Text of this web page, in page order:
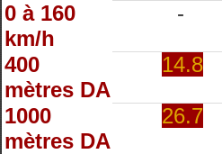
0 à 160
km/h
-
400
mètres DA
14.8
1000
mètres DA
26.7